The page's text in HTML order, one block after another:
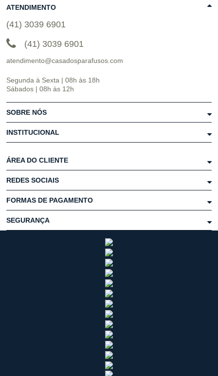
ATENDIMENTO
(41) 3039 6901
(41) 3039 6901
atendimento@casadosparafusos.com
Segunda à Sexta | 08h às 18h
Sábados | 08h às 12h
SOBRE NÓS
INSTITUCIONAL
ÁREA DO CLIENTE
REDES SOCIAIS
FORMAS DE PAGAMENTO
SEGURANÇA